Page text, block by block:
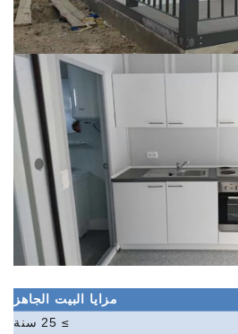
مزايا البيت الجاهز
≥ 25 سنة